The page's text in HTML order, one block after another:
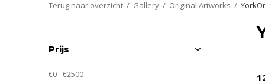
Terug naar overzicht Gallery Original Artworks
Prijs
€0-€2500